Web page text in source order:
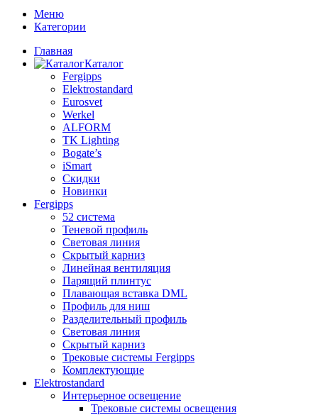
Меню
Категории
Главная
Каталог
Fergipps
Elektrostandard
Eurosvet
Werkel
ALFORM
TK Lighting
Bogate’s
iSmart
Скидки
Новинки
Fergipps
52 система
Теневой профиль
Световая линия
Скрытый карниз
Линейная вентиляция
Парящий плинтус
Плавающая вставка DML
Профиль для ниш
Разделительный профиль
Световая линия
Скрытый карниз
Трековые системы Fergipps
Комплектующие
Elektrostandard
Интерьерное освещение
Трековые системы освещения